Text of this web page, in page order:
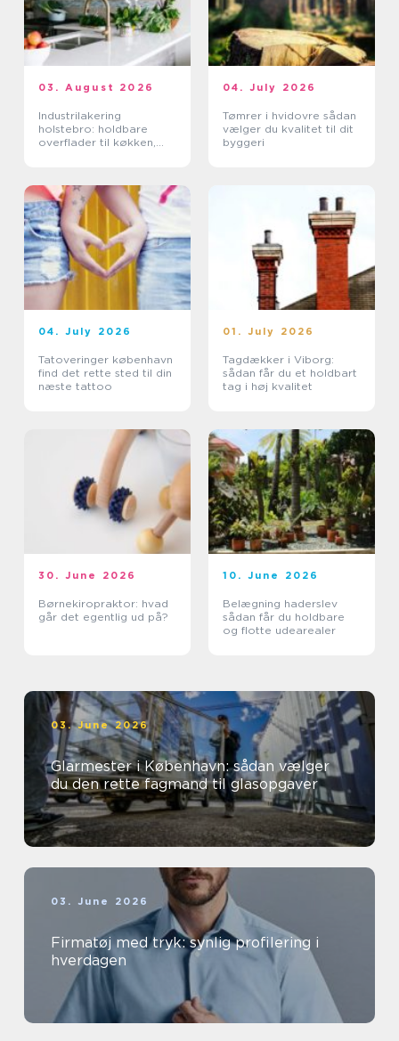
03. August 2026
Industrilakering
holstebro: holdbare
overflader til køkken,
04. July 2026
Tømrer i hvidovre sådan
vælger du kvalitet til dit
byggeri
04. July 2026
Tatoveringer københavn
find det rette sted til din
næste tattoo
01. July 2026
Tagdækker i Viborg:
sådan får du et holdbart
tag i høj kvalitet
30. June 2026
Børnekiropraktor: hvad
går det egentlig ud på?
10. June 2026
Belægning haderslev
sådan får du holdbare
og flotte udearealer
03. June 2026
Glarmester i København: sådan vælger
du den rette fagmand til glasopgaver
03. June 2026
Firmatøj med tryk: synlig profilering i
hverdagen